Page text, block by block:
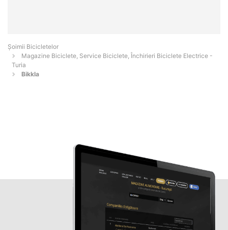
Șoimii Bicicletelor
Magazine Biciclete, Service Biciclete, Închirieri Biciclete Electrice -
Turia
Bikkla